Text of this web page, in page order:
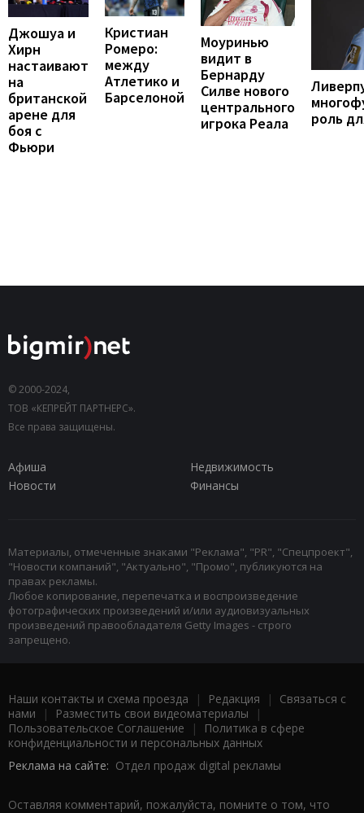
Джошуа и
Хирн
настаивают
на
британской
арене для
боя с
Фьюри
Кристиан
Ромеро:
между
Атлетико и
Барселоной
Моуринью
видит в
Бернарду
Силве нового
центрального
игрока Реала
роль
© 2000-2024,
ТОВ «КЕПРЕЙТ ПАРТНЕРС».
Все права защищены.
Афиша
Недвижимость
Новости
Финансы
Материалы, отмеченные знаками "Реклама", "PR", "Спецпроект",
"Новости компаний", "Актуально", "Промо", публикуются на
правах рекламы.
Любое копирование, перепечатка и воспроизведение
фотографических произведений и/или аудиовизуальных
произведений правообладателя Getty Images - строго
запрещено.
Наши контакты и схема проезда | Редакция | Связаться с
нами | Разместить свои видеоматериалы |
Пользовательское Соглашение |
Политика в сфере
конфиденциальности и персональных данных
Реклама на сайте: Отдел продаж digital рекламы
Оставляя комментарий, пожалуйста, помните о том, что